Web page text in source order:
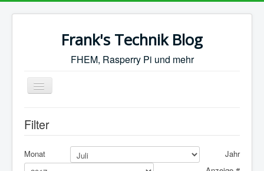
Frank's Technik Blog
FHEM, Rasperry Pi und mehr
Toggle
Navigation
FHEM
Synology
Filter
Monat
Jahr